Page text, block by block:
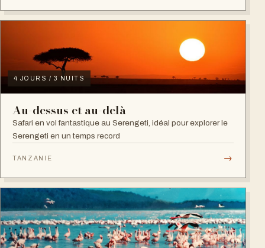
4 JOURS / 3 NUITS
Au-dessus et au-delà
Safari en vol fantastique au Serengeti, idéal pour explorer le
Serengeti en un temps record
TANZANIE →